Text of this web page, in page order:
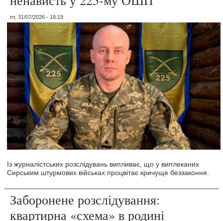
пт, 31/07/2026 - 18:19
Із журналістських розслідувань випливає, що у виплеканих
Сирським штурмових військах процвітає кричуще беззаконня.
Заборонене розслідування:
квартирна «схема» в родині